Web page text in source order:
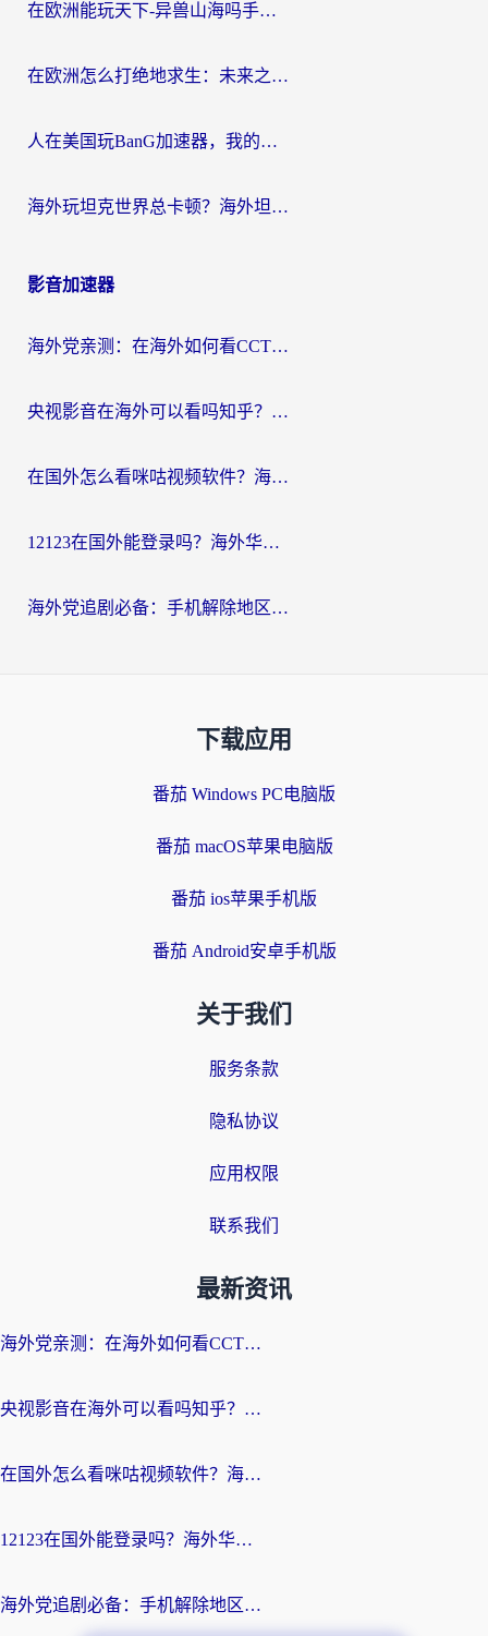
在欧洲能玩天下-异兽山海吗手游？海外玩家的加速器生存指南
在欧洲怎么打绝地求生：未来之役不卡？留学生亲测的加速器避坑指南
人在美国玩BanG加速器，我的延迟终于绿了
海外玩坦克世界总卡顿？海外坦克世界加速器有哪些？实测好用的选择在这里
影音加速器
海外党亲测：在海外如何看CCTV？告别“仅限大陆播放”的实用指南
央视影音在海外可以看吗知乎？留学生亲测：3步解决地域限制+追剧自由
在国外怎么看咪咕视频软件？海外党亲测有效的回国加速方案
12123在国外能登录吗？海外华人必看的回国加速实用指南
海外党追剧必备：手机解除地区限制app怎么选？解决央视视频&国内剧地区限制全指南
下载应用
番茄 Windows PC电脑版
番茄 macOS苹果电脑版
番茄 ios苹果手机版
番茄 Android安卓手机版
关于我们
服务条款
隐私协议
应用权限
联系我们
最新资讯
海外党亲测：在海外如何看CCTV？告别“仅限大陆播放”的实用指南
央视影音在海外可以看吗知乎？留学生亲测：3步解决地域限制+追剧自由
在国外怎么看咪咕视频软件？海外党亲测有效的回国加速方案
12123在国外能登录吗？海外华人必看的回国加速实用指南
海外党追剧必备：手机解除地区限制app怎么选？解决央视视频&国内剧地区限制全指南